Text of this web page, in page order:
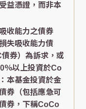
益憑證，而非本
收能力之債券
失吸收能力債
券）為訴求，或
％以上投資於Co
本基金投資於金
券（包括應急可
券，下稱CoCo